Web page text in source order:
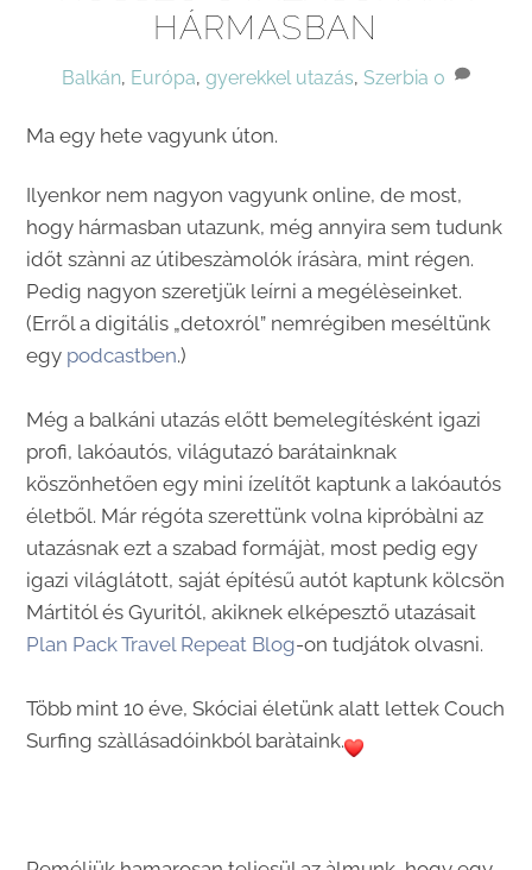
HÁRMASBAN
Balkán, Európa,gyerekkel utazás,Szerbia 0
Ma egy hete vagyunk úton.
Ilyenkor nem nagyon vagyunk online, de most,
hogy hármasban utazunk, még annyira sem tudunk
időt szànni az útibeszàmolók írásàra, mint régen.
Pedig nagyon szeretjük leírni a megélèseinket.
(Erről a digitális „detoxról” nemrégiben meséltünk
egy podcastben.)
Még a balkáni utazás előtt bemelegítésként igazi
profi, lakóautós, világutazó barátainknak
köszönhetően egy mini ízelítőt kaptunk a lakóautós
életből. Már régóta szerettünk volna kipróbàlni az
utazásnak ezt a szabad formájàt, most pedig egy
igazi világlátott, saját építésű autót kaptunk kölcsön
Mártitól és Gyuritól, akiknek elképesztő utazásait
Plan Pack Travel Repeat Blog-on tudjátok olvasni.
Több mint 10 éve, Skóciai életünk alatt lettek Couch
Surfing szàllásadóinkból baràtaink.